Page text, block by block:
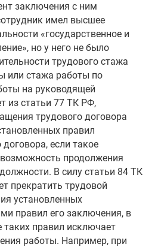
заключения с ним
имел высшее
«государственное и
но у него не было
трудового стажа
или стажа работы по
на руководящей
из статьи 77 ТК РФ,
трудового договора
правил
если такое
продолжения
В силу статьи 84 ТК
прекратить трудовой
установленных
правил его заключения, в
таких правил исключает
работы. Например, при